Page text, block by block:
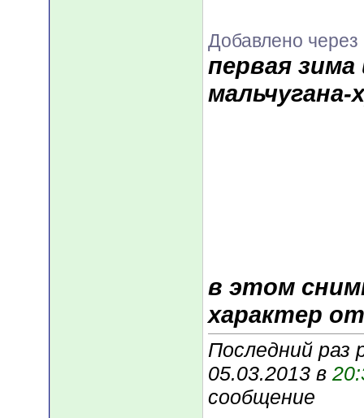
Добавлено через
первая зима
мальчугана-
в этом
характер
Последний раз
05.03.2013 в
сообщение